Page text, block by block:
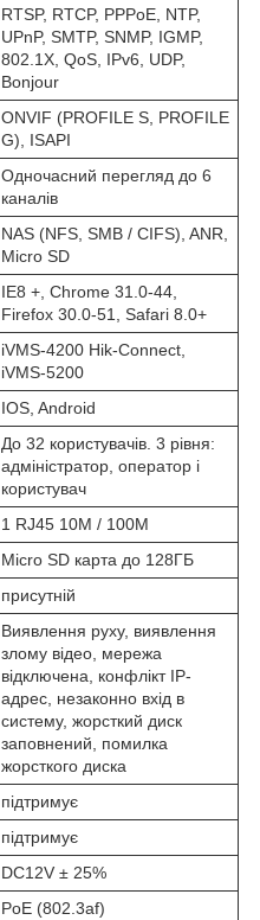
RTSP, RTCP, PPPoE, NTP,
UPnP, SMTP, SNMP, IGMP,
802.1X, QoS, IPv6, UDP,
Bonjour
ONVIF (PROFILE S, PROFILE
G), ISAPI
Одночасний перегляд до 6
каналів
NAS (NFS, SMB / CIFS), ANR,
Micro SD
IE8 +, Chrome 31.0-44,
Firefox 30.0-51, Safari 8.0+
iVMS-4200 Hik-Connect,
iVMS-5200
IOS, Android
До 32 користувачів. 3 рівня:
адміністратор, оператор і
користувач
1 RJ45 10M / 100M
Micro SD карта до 128ГБ
присутній
Виявлення руху, виявлення
злому відео, мережа
відключена, конфлікт IP-
адрес, незаконно вхід в
систему, жорсткий диск
заповнений, помилка
жорсткого диска
підтримує
підтримує
DC12V ± 25%
PoE (802.3af)